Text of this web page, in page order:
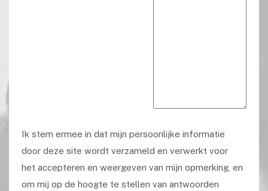
Ik stem ermee in dat mijn persoonlijke informatie
door deze site wordt verzameld en verwerkt voor
het accepteren en weergeven van mijn opmerking, en
om mij op de hoogte te stellen van antwoorden